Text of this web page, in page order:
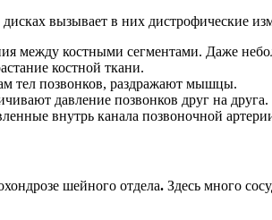
вызывает в них дистрофические
между костными сегментами. Даже
костной ткани.
тел позвонков, раздражают мышцы.
давление позвонков друг на друга.
внутрь канала позвоночной
шейного отдела. Здесь много